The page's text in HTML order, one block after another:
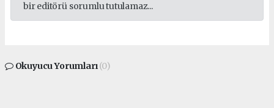
bir editörü sorumlu tutulamaz...
Okuyucu Yorumları(0)